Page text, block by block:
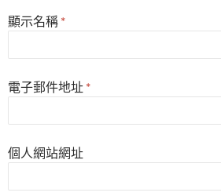
顯示名稱 *
電子郵件地址 *
個人網站網址